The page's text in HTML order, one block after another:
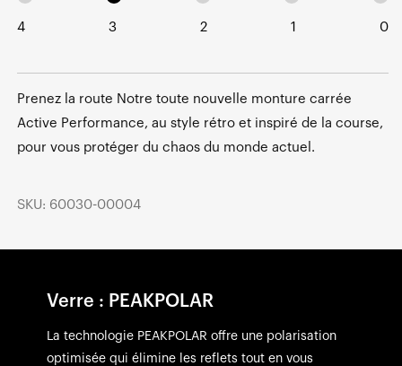
4 3 2 1 0
Prenez la route Notre toute nouvelle monture carrée
Active Performance, au style rétro et inspiré de la course,
pour vous protéger du chaos du monde actuel.
SKU: 60030-00004
Verre : PEAKPOLAR
La technologie PEAKPOLAR offre une polarisation
optimisée qui élimine les reflets tout en vous